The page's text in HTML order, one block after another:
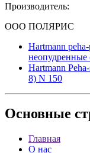
Производитель:
ООО ПОЛЯРИС
Hartmann
неопудренные
Hartmann
8) N 150
Основные
Главная
О нас